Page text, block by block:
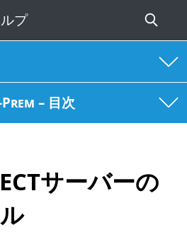
Prem – 目次
サーバーの